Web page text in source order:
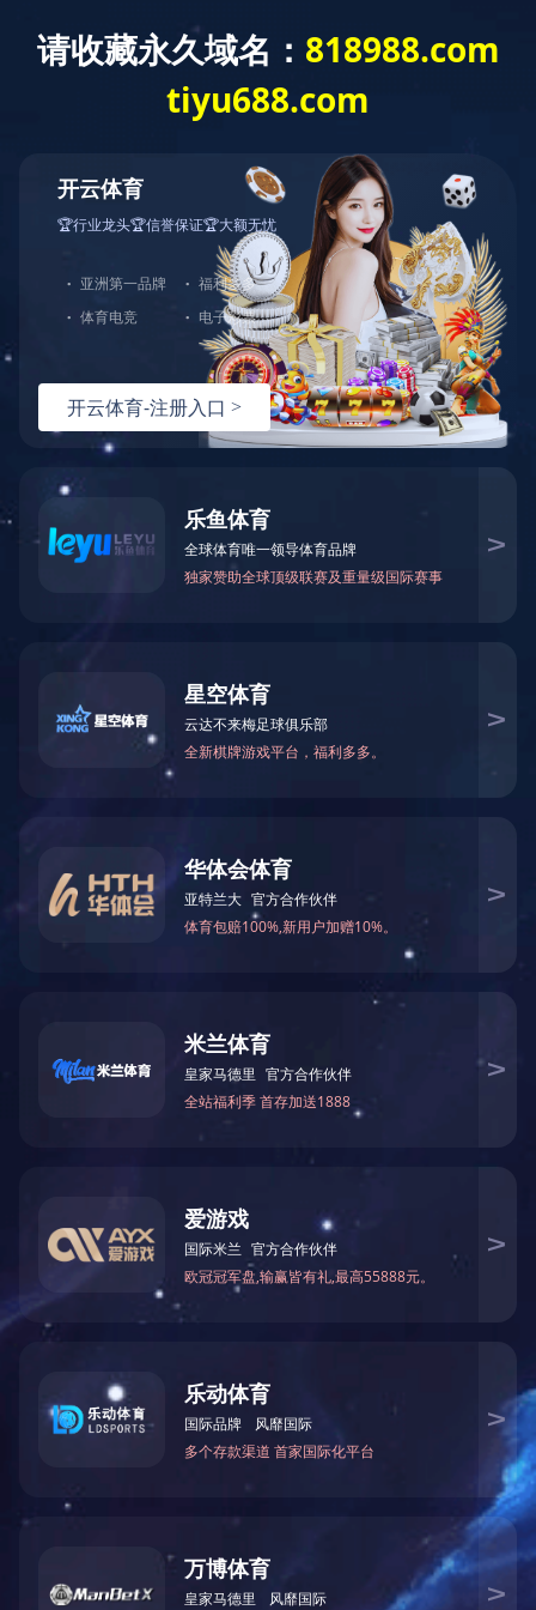
爱游戏网页版-爱游戏aiyouxi(中国)
除沫器 蒸发器
产品介绍
带式污泥浓缩压榨一体化压干机（俗称：带式污泥脱水机、）它具
饼，泥饼在虑带之间依次通过呈S形排列压榨辊系在挤压，剪切等
态运行，延长了滤带的使用寿命。
二．带式污泥浓缩压榨一体化压干机特点
☆水中造粒器共同的流道设计，能够完成无动力混合，充沛应用絮
☆调偏安装采用与众不同的概率调偏机构，可使滤带以最佳状态运转
☆具有自动连续运转功用，脱水效率高、泥饼干度高、处置量大、
利菲尔特滤器股份有限公司生产的带式浓缩压榨一体化过滤机是一
也适用于各类工业污泥的脱水。全套装置施工简单、操作容易，所
TAG： 脱水机 污泥